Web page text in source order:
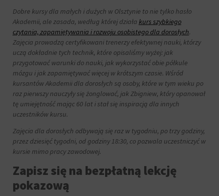
Dobre kursy dla małych i dużych w Olsztynie to nie tylko hasło
Akademii, ale zasada, według której działa kurs szybkiego
czytania, zapamiętywania i rozwoju osobistego dla dorosłych.
Zajęcia prowadzą certyfikowani trenerzy efektywnej nauki, którzy
uczą dokładnie tych technik, które opisaliśmy wyżej: jak
przygotować warunki do nauki, jak wykorzystać obie półkule
mózgu i jak zapamiętywać więcej w krótszym czasie. Wśród
kursantów Akademii dla dorosłych są osoby, które w tym wieku po
raz pierwszy nauczyły się żonglować, jak Zbigniew, który opanował
tę umiejętność mając 60 lat i stał się inspiracją dla innych
uczestników kursu.
Zajęcia dla dorosłych odbywają się raz w tygodniu, po trzy godziny,
przez dziesięć tygodni, od godziny 18:30, co pozwala uczestniczyć w
kursie mimo pracy zawodowej.
Zapisz się na bezpłatną lekcję
pokazową